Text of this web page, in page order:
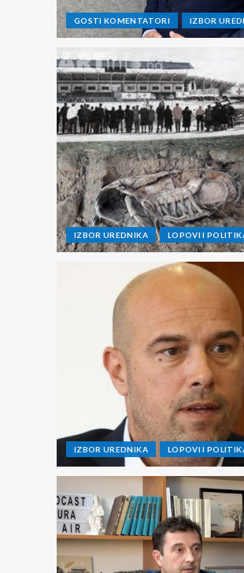
GOSTI KOMENTATORI IZBOR
IZBOR UREDNIKA LOPOVI I
IZBOR UREDNIKA LOPOVI I